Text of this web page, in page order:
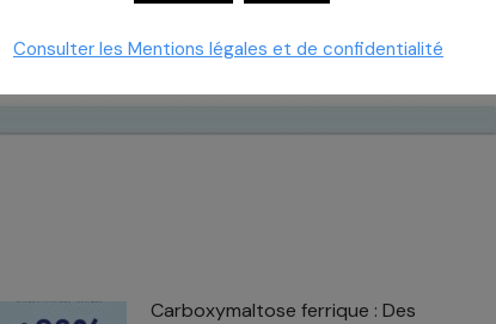
Carboxymaltose ferrique : Des
Consulter les Mentions légales et de confidentialité